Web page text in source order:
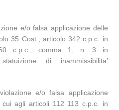
e/o falsa applicazione delle
35 Cost., articolo 342 c.p.c. in
c.p.c., comma 1, n. 3 in
di inammissibilita’
e/o falsa applicazione
agli articoli 112 113 c.p.c. in